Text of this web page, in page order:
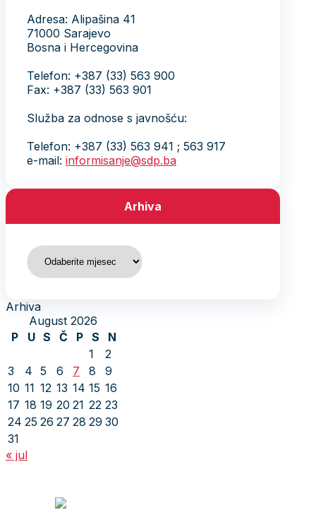
Adresa: Alipašina 41
71000 Sarajevo
Bosna i Hercegovina
Telefon: +387 (33) 563 900
Fax: +387 (33) 563 901
Služba za odnose s javnošću:
Telefon: +387 (33) 563 941 ; 563 917
e-mail: informisanje@sdp.ba
Arhiva
Arhiva
Arhiva
August 2026
P
U S Č P S
N
1
2
3
4 5 6 7 8
9
10 11 12 13 14 15 16
17 18 19 20 21 22 23
24 25 26 27 28 29 30
31
« jul